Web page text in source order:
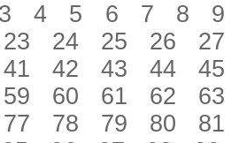
3 4 5 6 7 8
9
23 24 25 26
27
41 42 43 44
45
59 60 61 62
63
77 78 79 80
81